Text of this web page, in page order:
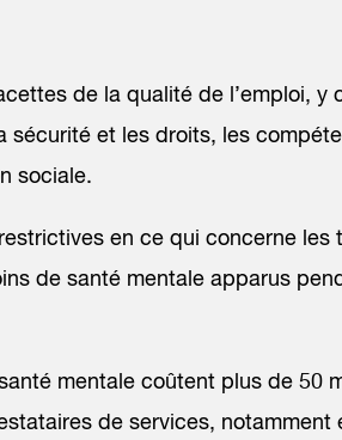
de la qualité de l’emploi, y
sécurité et les droits, les
sociale.
en ce qui concerne les
de santé mentale apparus
mentale coûtent plus de 50
de services, notamment